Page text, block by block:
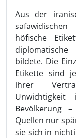
Aus der
höfische
bildete. Die
Etikette sind
ihrer
Bevölkerung
Quellen nur
sie sich in